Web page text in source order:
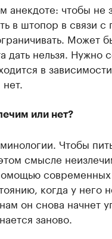
анекдоте: чтобы не
в штопор в связи с
Может
дать нельзя. Нужно
в
или нет?
Чтобы
смысле
когда у него
он снова начнет
заново.